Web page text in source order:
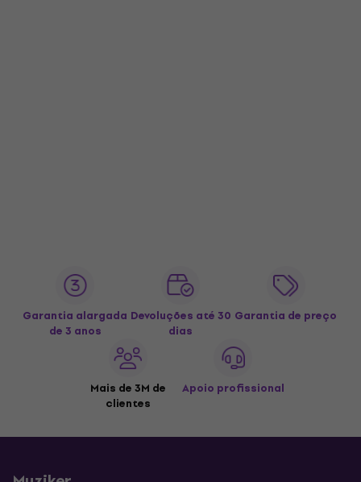
Garantia alargada
de 3 anos
Devoluções até 30
dias
Garantia de preço
Mais de 3M de
clientes
Apoio profissional